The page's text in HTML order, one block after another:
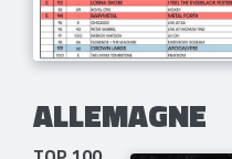
ALLEMAGNE